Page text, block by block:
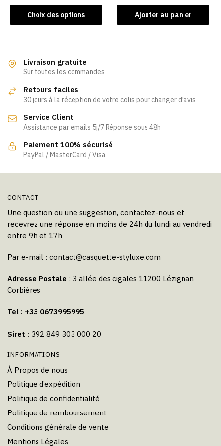
produit
Choix des options
Ce
produit
variations.
Les
peuvent
choisies
sur
la
page
Ajouter au panier
Livraison gratuite
Sur toutes les commandes
Retours faciles
30 jours à la réception de votre colis pour changer d'avis
Service Client
Assistance par emails 5j/7 Réponse sous 48h
Paiement 100% sécurisé
PayPal / MasterCard / Visa
CONTACT
Une question ou une suggestion, contactez-nous et
recevrez une réponse en moins de 24h du lundi au vendredi
entre 9h et 17h
Par e-mail : contact@casquette-styluxe.com
Adresse Postale : 3 allée des cigales 11200 Lézignan
Corbières
Tel : +33 0673995995
Siret : 392 849 303 000 20
INFORMATIONS
À Propos de nous
Politique d’expédition
Politique de confidentialité
Politique de remboursement
Conditions générale de vente
Mentions Légales